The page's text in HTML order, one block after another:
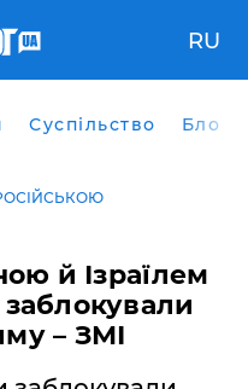
RU
Суспільство Блоги
й Ізраїлем
– ЗМІ